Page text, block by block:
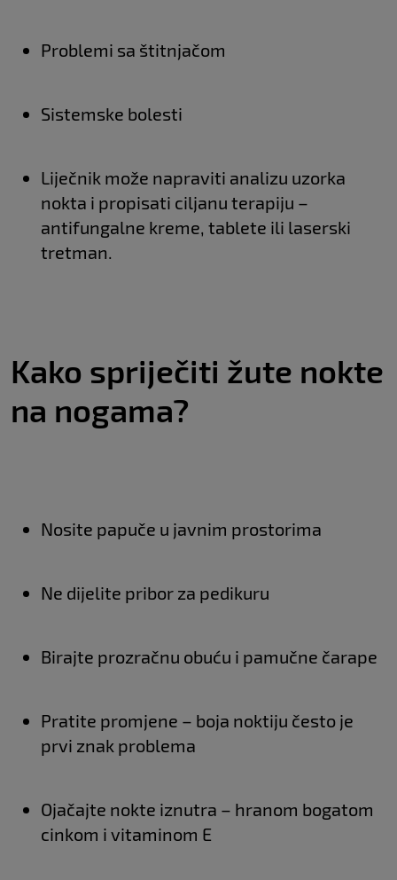
Problemi sa štitnjačom
Sistemske bolesti
Liječnik može napraviti analizu uzorka
nokta i propisati ciljanu terapiju –
antifungalne kreme, tablete ili laserski
tretman.
Kako spriječiti žute nokte
na nogama?
Nosite papuče u javnim prostorima
Ne dijelite pribor za pedikuru
Birajte prozračnu obuću i pamučne čarape
Pratite promjene – boja noktiju često je
prvi znak problema
Ojačajte nokte iznutra – hranom bogatom
cinkom i vitaminom E